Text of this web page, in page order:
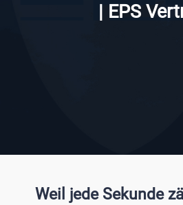
| EPS
Weil jede Sekunde